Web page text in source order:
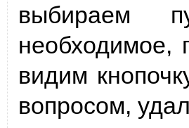
выбираем
необходимое,
видим
вопросом,